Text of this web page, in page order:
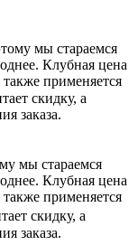
мы стараемся
Клубная цена
применяется
скидку, а
заказа.
мы стараемся
Клубная цена
применяется
скидку, а
заказа.